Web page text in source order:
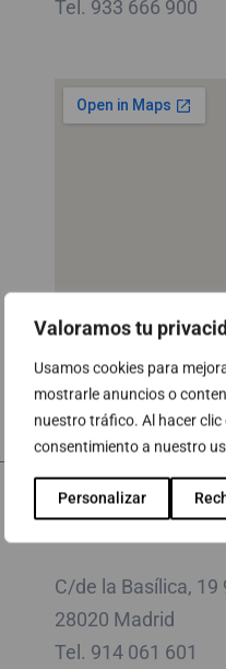
Valoramos tu
Usamos cookies para
mostrarle anuncios o
nuestro tráfico. Al hacer clic
consentimiento a nuestro
Personalizar
Tel. 933 666 900
C/de la Basílica, 19
28020 Madrid
Tel. 914 061 601